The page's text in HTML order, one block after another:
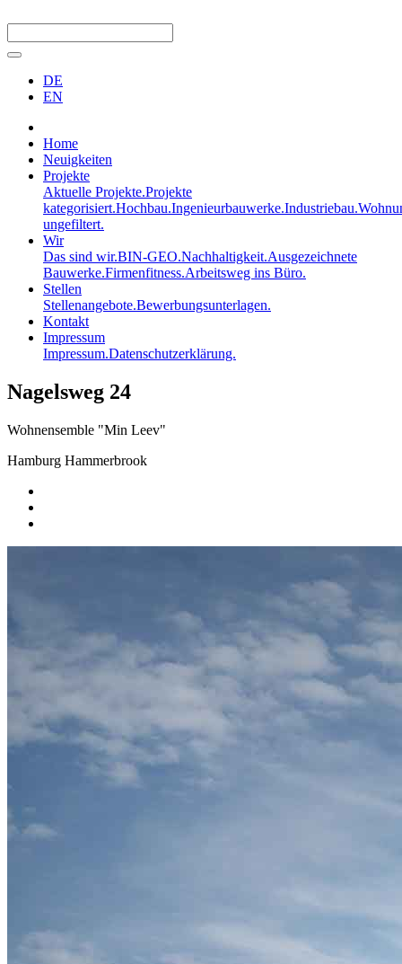
DE
EN
Home
Neuigkeiten
Projekte
Aktuelle Projekte.Projekte
kategorisiert.Hochbau.Ingenieurbauwerke.Industriebau.
ungefiltert.
Wir
Das sind wir.BIN-GEO.Nachhaltigkeit.Ausgezeichnete
Bauwerke.Firmenfitness.Arbeitsweg ins Büro.
Stellen
Stellenangebote.Bewerbungsunterlagen.
Kontakt
Impressum
Impressum.Datenschutzerklärung.
Nagelsweg 24
Wohnensemble "Min Leev"
Hamburg Hammerbrook